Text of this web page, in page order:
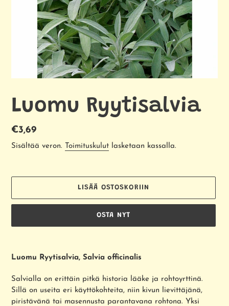
Luomu Ryytisalvia
Normaalihinta
€3,69
Sisältää veron. Toimituskulut lasketaan kassalla.
LISÄÄ OSTOSKORIIN
OSTA NYT
lisääminen
Luomu Ryytisalvia, Salvia officinalis
Salvialla on erittäin pitkä historia lääke ja rohtoyrttinä.
Sillä on useita eri käyttökohteita, niin kivun lievittäjänä,
piristävänä tai masennusta parantavana rohtona. Yksi